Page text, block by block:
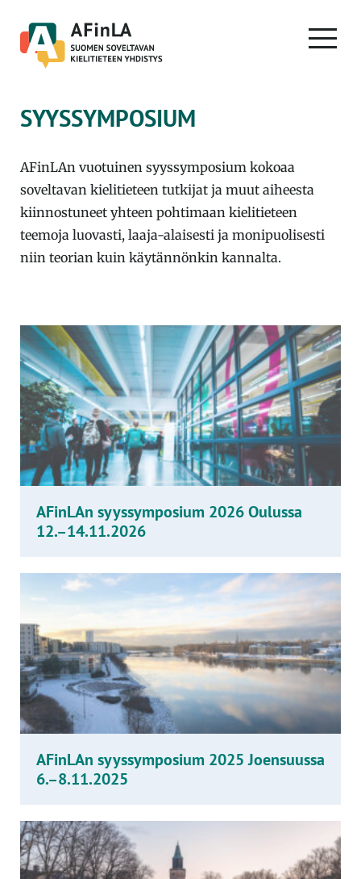
content
SYYSSYMPOSIUM
AFinLAn vuotuinen syyssymposium kokoaa
soveltavan kielitieteen tutkijat ja muut aiheesta
kiinnostuneet yhteen pohtimaan kielitieteen
teemoja luovasti, laaja-alaisesti ja monipuolisesti
niin teorian kuin käytännönkin kannalta.
AFinLAn syyssymposium 2026 Oulussa
12.–14.11.2026
AFinLAn syyssymposium 2025 Joensuussa
6.–8.11.2025